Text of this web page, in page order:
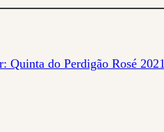
Quinta do Perdigão Rosé 2021